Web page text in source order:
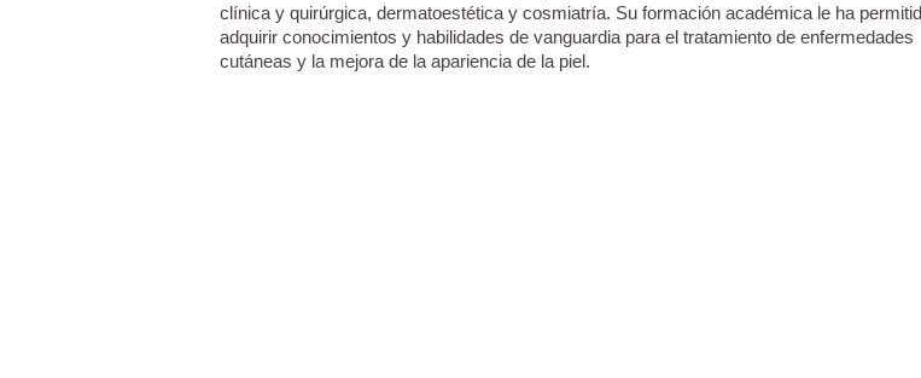
clínica y quirúrgica, dermatoestética y cosmiatría. Su formación académica le ha
adquirir conocimientos y habilidades de vanguardia para el tratamiento de enfermedades
cutáneas y la mejora de la apariencia de la piel.